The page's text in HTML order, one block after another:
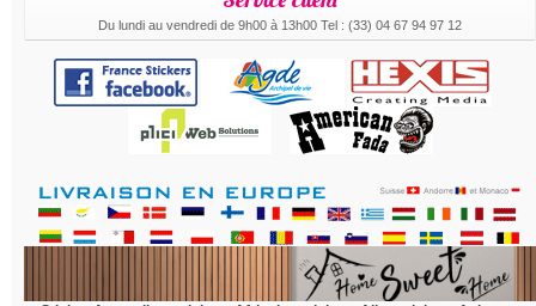
Du lundi au vendredi de 9h00 à 13h00 Tel : (33) 04 67 94 97 12